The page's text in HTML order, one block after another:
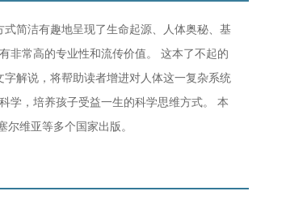
式简洁有趣地呈现了生命起源、人体奥秘、基
非常高的专业性和流传价值。 这本了不起的
解说，将帮助读者增进对人体这一复杂系统
学，培养孩子受益一生的科学思维方式。 本
维亚等多个国家出版。